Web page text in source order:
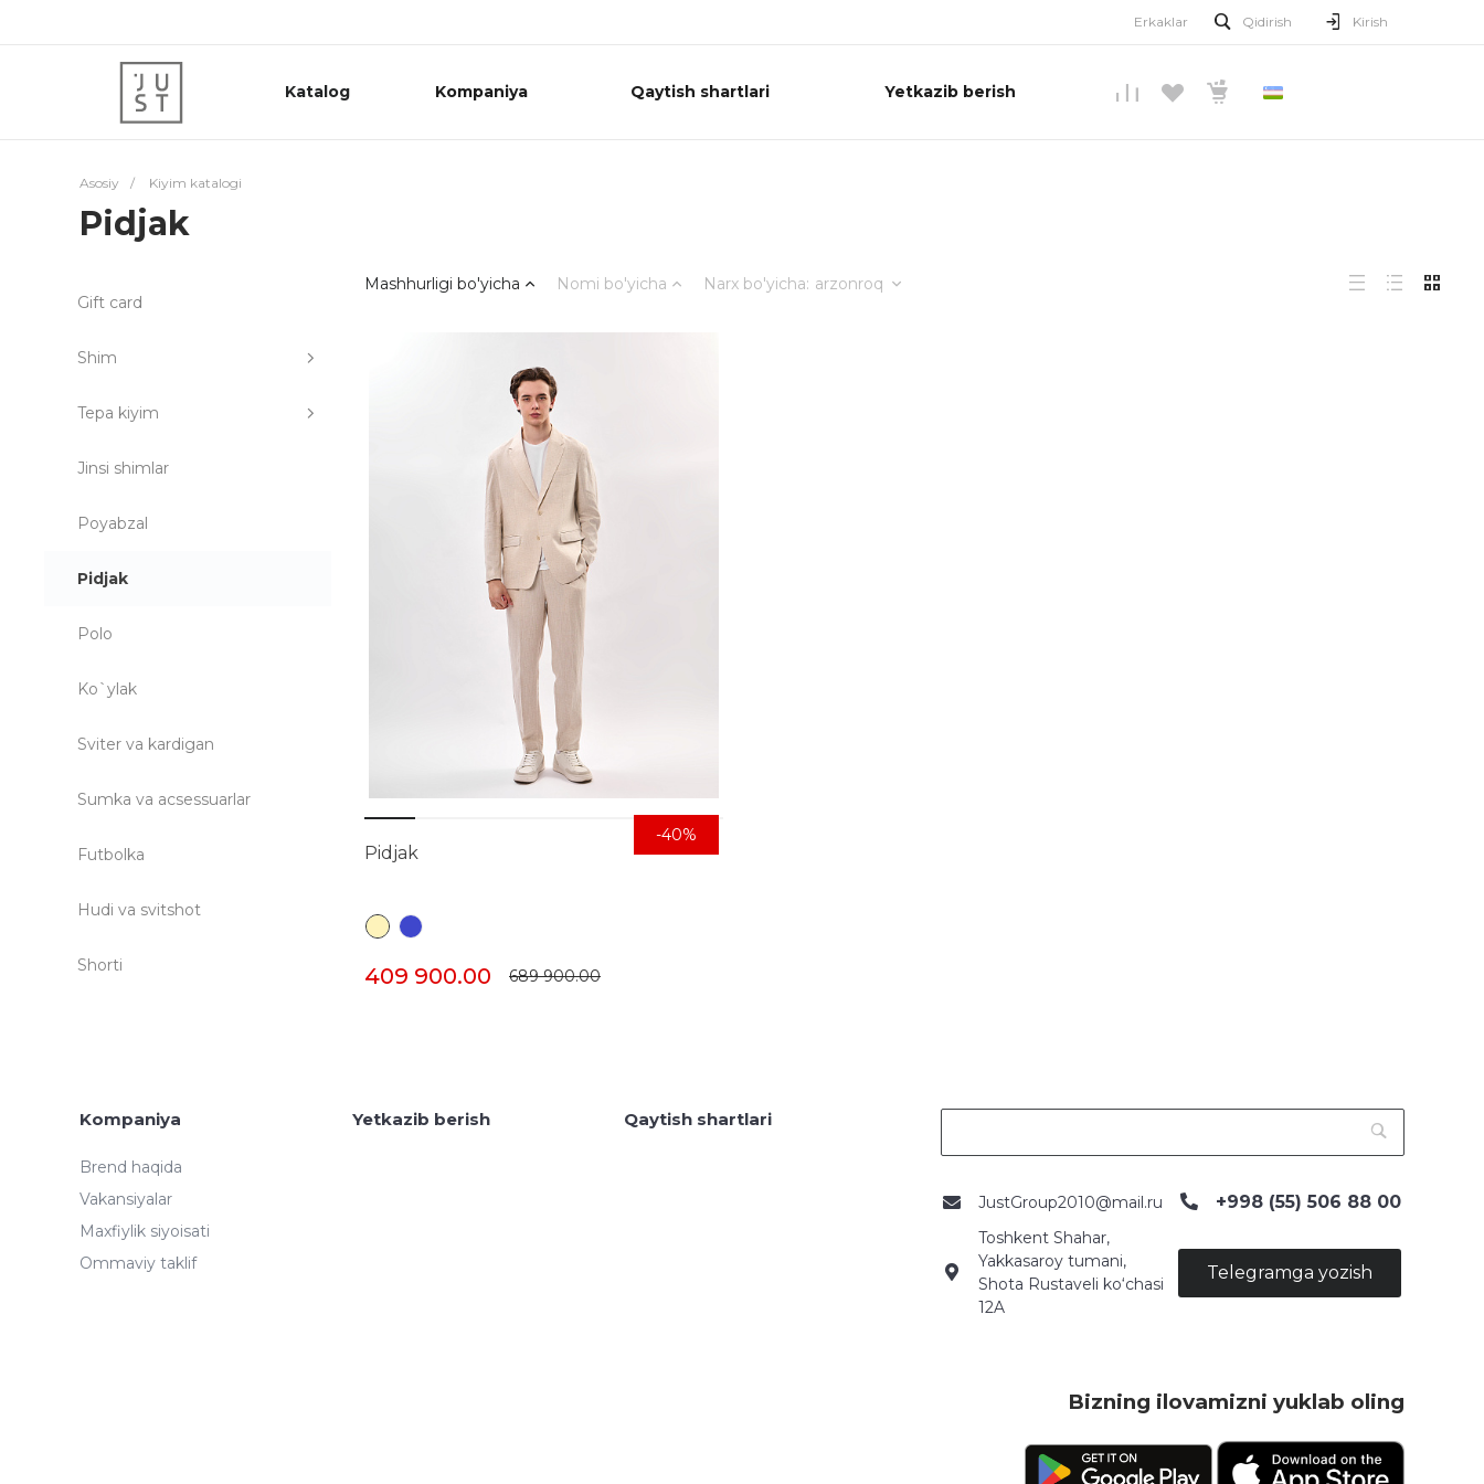
Erkaklar Qidirish Kirish
Katalog Kompaniya Qaytish shartlari Yetkazib berish
Asosiy / Kiyim katalogi
Pidjak
Gift card
Shim
Tepa kiyim
Jinsi shimlar
Poyabzal
Pidjak
Polo
Ko`ylak
Sviter va kardigan
Sumka va acsessuarlar
Futbolka
Hudi va svitshot
Shorti
Mashhurligi bo'yicha Nomi bo'yicha Narx bo'yicha: arzonroq
Pidjak
409 900.00 689 900.00
-40%
Kompaniya
Brend haqida
Vakansiyalar
Maxfiylik siyoisati
Ommaviy taklif
Yetkazib berish Qaytish shartlari
JustGroup2010@mail.ru +998 (55) 506 88 00
Toshkent Shahar,
Yakkasaroy tumani,
Shota Rustaveli ko‘chasi
12A
Telegramga yozish
Bizning ilovamizni yuklab oling